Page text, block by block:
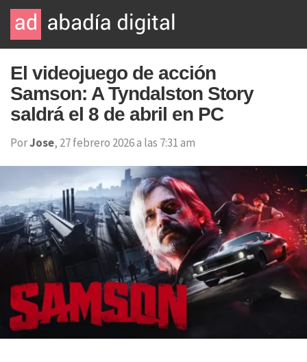
El videojuego de acción
Samson: A Tyndalston Story
saldrá el 8 de abril en PC
PorJose, 27 febrero 2026 a las 7:31 am